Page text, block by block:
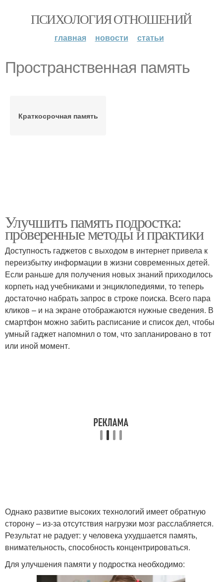
ПСИХОЛОГИЯ ОТНОШЕНИЙ
главная новости статьи
Пространственная память
Краткосрочная память
Улучшить память подростка:
проверенные методы и практики
Доступность гаджетов с выходом в интернет привела к
переизбытку информации в жизни современных детей.
Если раньше для получения новых знаний приходилось
корпеть над учебниками и энциклопедиями, то теперь
достаточно набрать запрос в строке поиска. Всего пара
кликов – и на экране отображаются нужные сведения. В
смартфон можно забить расписание и список дел, чтобы
умный гаджет напомнил о том, что запланировано в тот
или иной момент.
Однако развитие высоких технологий имеет обратную
сторону – из-за отсутствия нагрузки мозг расслабляется.
Результат не радует: у человека ухудшается память,
внимательность, способность концентрироваться.
Для улучшения памяти у подростка необходимо: